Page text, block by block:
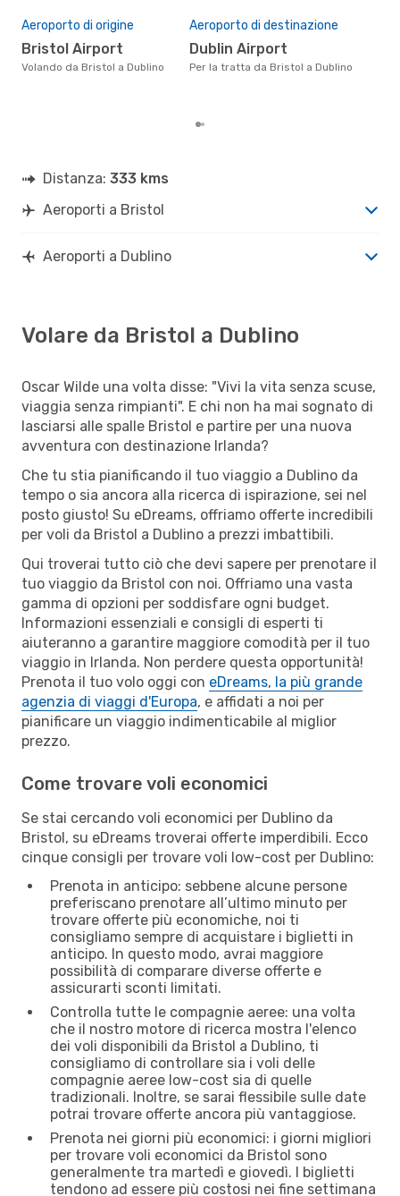
Aeroporto di origine
Bristol Airport
Volando da Bristol a Dublino
Aeroporto di destinazione
Dublin Airport
Per la tratta da Bristol a Dublino
Distanza: 333 kms
Aeroporti a Bristol
Aeroporti a Dublino
Volare da Bristol a Dublino
Oscar Wilde una volta disse: "Vivi la vita senza scuse,
viaggia senza rimpianti". E chi non ha mai sognato di
lasciarsi alle spalle Bristol e partire per una nuova
avventura con destinazione Irlanda?
Che tu stia pianificando il tuo viaggio a Dublino da
tempo o sia ancora alla ricerca di ispirazione, sei nel
posto giusto! Su eDreams, offriamo offerte incredibili
per voli da Bristol a Dublino a prezzi imbattibili.
Qui troverai tutto ciò che devi sapere per prenotare il
tuo viaggio da Bristol con noi. Offriamo una vasta
gamma di opzioni per soddisfare ogni budget.
Informazioni essenziali e consigli di esperti ti
aiuteranno a garantire maggiore comodità per il tuo
viaggio in Irlanda. Non perdere questa opportunità!
Prenota il tuo volo oggi con eDreams, la più grande
agenzia di viaggi d'Europa, e affidati a noi per
pianificare un viaggio indimenticabile al miglior
prezzo.
Come trovare voli economici
Se stai cercando voli economici per Dublino da
Bristol, su eDreams troverai offerte imperdibili. Ecco
cinque consigli per trovare voli low-cost per Dublino:
Prenota in anticipo: sebbene alcune persone
preferiscano prenotare all’ultimo minuto per
trovare offerte più economiche, noi ti
consigliamo sempre di acquistare i biglietti in
anticipo. In questo modo, avrai maggiore
possibilità di comparare diverse offerte e
assicurarti sconti limitati.
Controlla tutte le compagnie aeree: una volta
che il nostro motore di ricerca mostra l'elenco
dei voli disponibili da Bristol a Dublino, ti
consigliamo di controllare sia i voli delle
compagnie aeree low-cost sia di quelle
tradizionali. Inoltre, se sarai flessibile sulle date
potrai trovare offerte ancora più vantaggiose.
Prenota nei giorni più economici: i giorni migliori
per trovare voli economici da Bristol sono
generalmente tra martedì e giovedì. I biglietti
tendono ad essere più costosi nei fine settimana